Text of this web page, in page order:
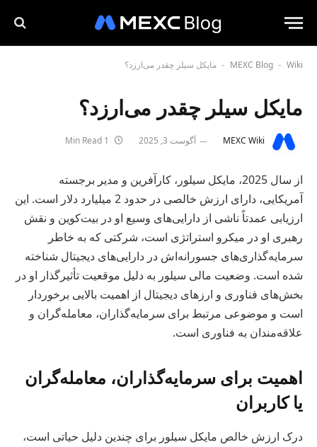
MEXC Blog - Wiki
- مایکل سیلر چقدر می‌ارزد؟
مایکل سیلر چقدر می‌ارزد؟
MEXC Wiki آگوست 3, 2025
از سال 2025، مایکل سیلور، کارآفرین و مدیر برجسته
آمریکایی، دارای ارزش خالصی در حدود 2 میلیارد دلار است. این
ارزیابی عمدتاً ناشی از دارایی‌های وسیع او در بیت‌کوین و نقش
رهبری او در میکرو استراتژی است، شرکتی که به خاطر
سرمایه‌گذاری‌های جسورانه‌اش در دارایی‌های دیجیتال شناخته
شده است. وضعیت مالی سیلور به دلیل موقعیت تأثیرگذار او در
بخش‌های فناوری و ارزهای دیجیتال از اهمیت بالایی برخوردار
است و موضوعی مرتبط برای سرمایه‌گذاران، معامله‌گران و
علاقه‌مندان به فناوری است.
اهمیت برای سرمایه‌گذاران، معامله‌گران
یا کاربران
درک ارزش خالص مایکل سیلور برای چندین دلیل حیاتی است،